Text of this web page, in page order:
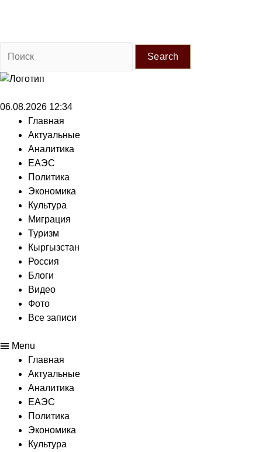
Search
06.08.2026 12:34
Главная
Актуальные
Аналитика
ЕАЭС
Политика
Экономика
Культура
Миграция
Туризм
Кыргызстан
Россия
Блоги
Видео
Фото
Все записи
Menu
Главная
Актуальные
Аналитика
ЕАЭС
Политика
Экономика
Культура